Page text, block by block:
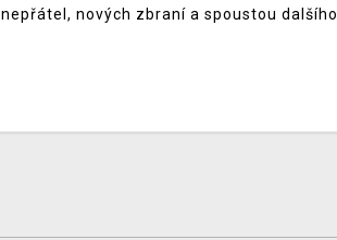
nových zbraní a spoustou dalšího.